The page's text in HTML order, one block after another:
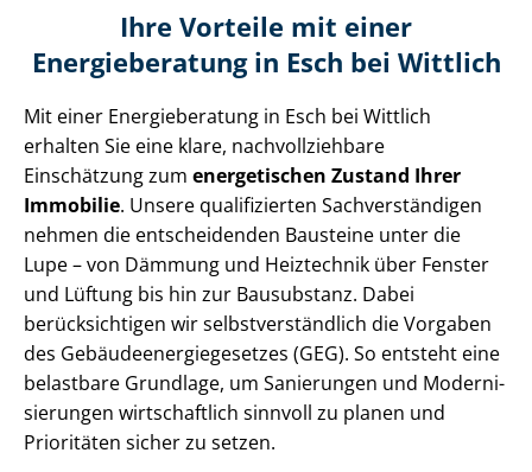
Ihre Vorteile mit einer
Energieberatung in Esch bei Wittlich
Mit einer Energieberatung in Esch bei Wittlich
erhalten Sie eine klare, nach­voll­zieh­ba­re
Einschätzung zum energetischen Zustand Ihrer
Immobilie. Unsere qualifizierten Sach­ver­stän­di­gen
nehmen die entscheidenden Bausteine unter die
Lupe – von Dämmung und Heiztechnik über Fenster
und Lüftung bis hin zur Bausubstanz. Dabei
berücksichtigen wir selbst­ver­ständ­lich die Vorgaben
des Ge­bäu­de­en­er­gie­ge­set­zes (GEG). So entsteht eine
belastbare Grundlage, um Sanierungen und Mo­der­ni­
sie­run­gen wirtschaftlich sinnvoll zu planen und
Prioritäten sicher zu setzen.